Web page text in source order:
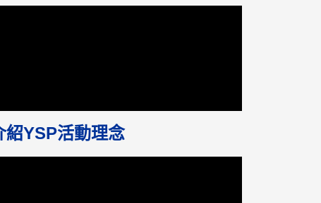
YSP活動理念